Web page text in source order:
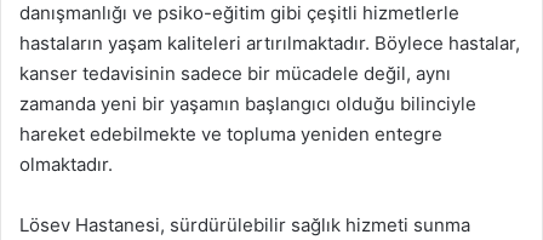
danışmanlığı ve psiko-eğitim gibi çeşitli hizmetlerle
hastaların yaşam kaliteleri artırılmaktadır. Böylece hastalar,
kanser tedavisinin sadece bir mücadele değil, aynı
zamanda yeni bir yaşamın başlangıcı olduğu bilinciyle
hareket edebilmekte ve topluma yeniden entegre
olmaktadır.
Lösev Hastanesi, sürdürülebilir sağlık hizmeti sunma